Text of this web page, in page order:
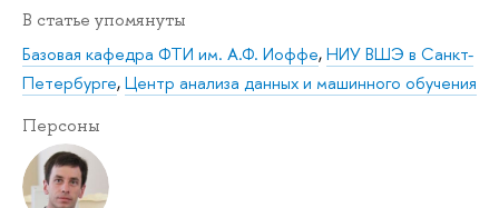
В статье упомянуты
Базовая кафедра ФТИ им. А.Ф. Иоффе,НИУ ВШЭ в Санкт-
Петербурге,Центр анализа данных и машинного обучения
Персоны